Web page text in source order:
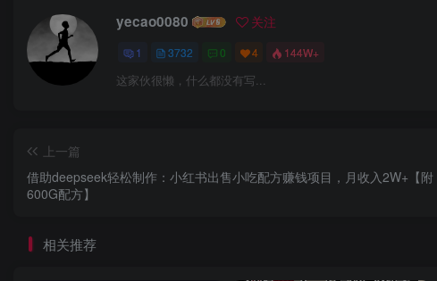
yecao0080 关注
1 3732 0 4 144W+
这家伙很懒，什么都没有写...
上一篇
借助deepseek轻松制作：小红书出售小吃配方赚钱项目，月收入2W+【附
600G配方】
相关推荐